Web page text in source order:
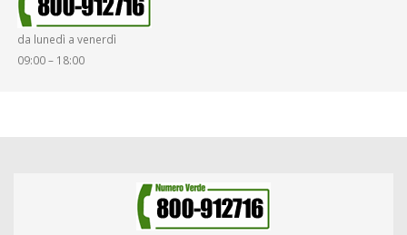
da lunedì a venerdì
09:00 – 18:00